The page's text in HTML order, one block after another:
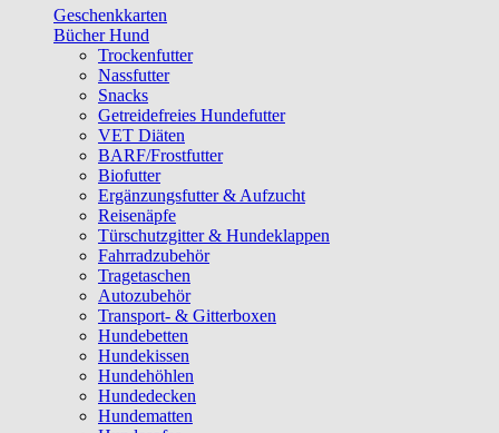
Geschenkkarten
Bücher Hund
Trockenfutter
Nassfutter
Snacks
Getreidefreies Hundefutter
VET Diäten
BARF/Frostfutter
Biofutter
Ergänzungsfutter & Aufzucht
Reisenäpfe
Türschutzgitter & Hundeklappen
Fahrradzubehör
Tragetaschen
Autozubehör
Transport- & Gitterboxen
Hundebetten
Hundekissen
Hundehöhlen
Hundedecken
Hundematten